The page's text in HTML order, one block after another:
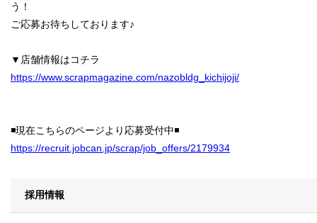
う！
ご応募お待ちしております♪
▼店舗情報はコチラ
https://www.scrapmagazine.com/nazobldg_kichijoji/
◾️現在こちらのページより応募受付中◾️
https://recruit.jobcan.jp/scrap/job_offers/2179934
採用情報